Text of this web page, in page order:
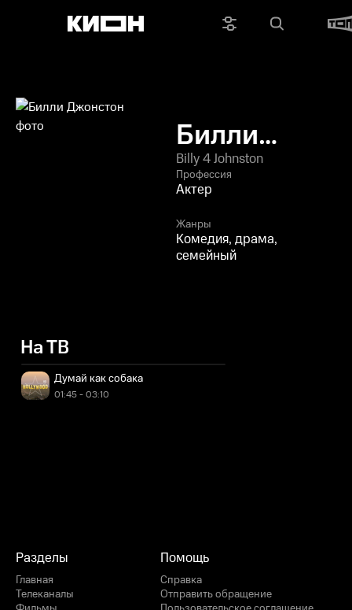
Билли
Джонстон
Billy 4 Johnston
Профессия
Актер
Жанры
Комедия, драма,
семейный
На ТВ
Думай как собака
01:45 - 03:10
Разделы
Главная
Телеканалы
Помощь
Справка
Отправить обращение